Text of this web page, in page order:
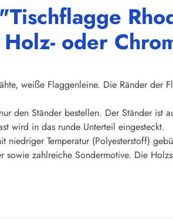
oder
weiße Flaggenleine. Die Ränder
den Ständer bestellen. Der Ständer
wird in das runde Unterteil eingesteckt.
Temperatur (Polyesterstoff)
sowie zahlreiche Sondermotive. Die